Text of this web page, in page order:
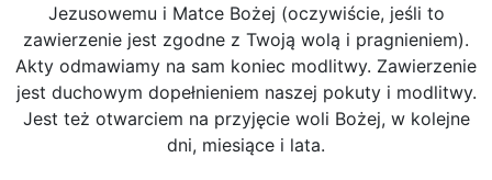
Jezusowemu i Matce Bożej (oczywiście, jeśli to
zawierzenie jest zgodne z Twoją wolą i pragnieniem).
Akty odmawiamy na sam koniec modlitwy. Zawierzenie
jest duchowym dopełnieniem naszej pokuty i modlitwy.
Jest też otwarciem na przyjęcie woli Bożej, w kolejne
dni, miesiące i lata.